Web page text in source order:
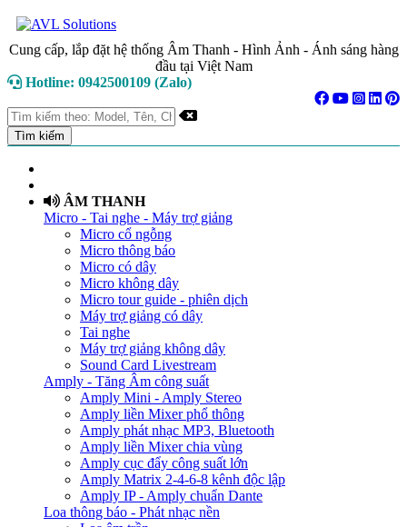
Cung cấp, lắp đặt hệ thống Âm Thanh - Hình Ảnh - Ánh sáng hàng
đầu tại Việt Nam
Hotline: 0942500109 (Zalo)
ÂM THANH
Micro - Tai nghe - Máy trợ giảng
Micro cổ ngỗng
Micro thông báo
Micro có dây
Micro không dây
Micro tour guide - phiên dịch
Máy trợ giảng có dây
Tai nghe
Máy trợ giảng không dây
Sound Card Livestream
Amply - Tăng Âm công suất
Amply Mini - Amply Stereo
Amply liền Mixer phổ thông
Amply phát nhạc MP3, Bluetooth
Amply liền Mixer chia vùng
Amply cục đẩy công suất lớn
Amply Matrix 2-4-6-8 kênh độc lập
Amply IP - Amply chuẩn Dante
Loa thông báo - Phát nhạc nền